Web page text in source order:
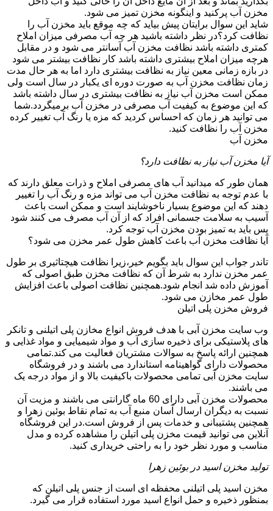
مخزن آب پرکنید و اینگونه مخزن تمیز می شود.
شاید این سوال برایتان پیش بیاید که چه موقع باید مخزن آب را
نظافت کرد؟در نظر داشته باشید هر چه آب مصرفی میزان املاح
کمتری داشته باشد نظافت مخزن آب آسانتر می شود و در مقابل
هرچه میزان املاح بیشتری داشته باشد کار نظافت بیشتر می شود
در بازه زمانی معین نیاز به نظافت بیشتری دارد اما به هر حال مدت
زمان نظافت مخزن آب به صورت دوره ای یکبار در سال است ولی
ممکن است مخزن آب نیاز به نظافت بیشتری در سال داشته باشد
که این موضوع به کیفیت آب مصرفی در مخزن آب برمیگردد.شما
می توانید هر زمان که احساس کردید که مزه یا رنگ آب تغییر کرده
مخزن آب را نظافت کنید.
مخزن آب
آیا مخزن آب نیاز به نظافت دارد؟
همان طور که میدانید آب های مصرفی املاح و ذرات معلق دارند که
با عدم توجه به نظافت مخزن آب می تواند مزه و رنگ آب را تغییر
دهند که این موضوع بسیار ناخوشایند است و ممکن است باعث
آسیب به سلامت جسمانی افراد که از آن آب مصرف می کنند شود
پس باید به تمیز بودن مخزن آب توجه کرد.
آیا نظافت مخزن آب باعث کاهش طول عمر مخزن می شود؟
تاندر جواب این سوال باید بگویم خیر،زیرا نظافت هیچتاثیری بر طول
عمر مخزن ندارد به شرط آن که نظافت مخزن طبق اصولی که
آموزش داده شد انجام شود.همچنین نظافت اصولی باعث افزایش
طول عمر مخازن می شود.
فروش مخزن پلی اتیلن
وب سایت مخزن آبی با هدف فروش انواع مخازن پلی اتیلنی و تانکر
های پلاستیکی برای ذخیره سازی آب و مواد شیمیایی و مواد غذایی و
همچنین ارائه پاسخ به سوالات مشتریان فعالیت می کند.تمامی
محصولات دارای گواهینامه استاندارد می باشند و در فروشگاه
سایت مخزن آبی تمامی محصولات باکیفیت بالا و از مواد درجه یک
می باشند.
محصولات مخزن آبی دارای 60 ماه گارانتی می باشند و مزیت آن
نسبت به دیگران ارسال آسان منبع آب به تمام نقاط بوئین زهرا و
همچنین پشتیبانی و خدمات پس از فروش است.در این فروشگاه
آنلاین می توانید قیمت مخزن پلی اتیلن را مشاهده کرده و مدل
مناسب و مورد نظر خود را به راحتی خریداری کنید.
تولید مخزن اسید در بوئین زهرا
مخزن اسید پلی اتیلنی محفظه ای است از جنس پلی اتیلن که
بمنظور ذخیره و حمل انواع اسید مورد استفاده قرار می گیرد.